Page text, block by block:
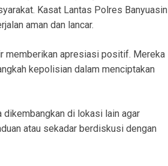
Kasat Lantas Polres Banyuasin
aman dan lancar.
memberikan apresiasi positif. Mereka
kepolisian dalam menciptakan
dikembangkan di lokasi lain agar
atau sekadar berdiskusi dengan